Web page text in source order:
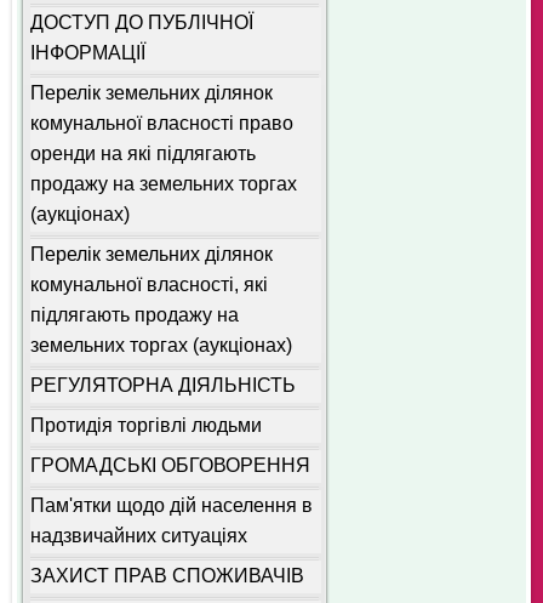
ДОСТУП ДО ПУБЛІЧНОЇ
ІНФОРМАЦІЇ
Перелік земельних ділянок
комунальної власності право
оренди на які підлягають
продажу на земельних торгах
(аукціонах)
Перелік земельних ділянок
комунальної власності, які
підлягають продажу на
земельних торгах (аукціонах)
РЕГУЛЯТОРНА ДІЯЛЬНІСТЬ
Протидія торгівлі людьми
ГРОМАДСЬКІ ОБГОВОРЕННЯ
Пам'ятки щодо дій населення в
надзвичайних ситуаціях
ЗАХИСТ ПРАВ СПОЖИВАЧІВ